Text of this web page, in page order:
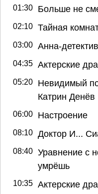
01:30 Больше не
02:10 Тайная
03:00 Анна-
04:35 Актерские
05:20
Невидимый
Катрин Денёв
06:00 Настроение
08:10 Доктор И...
08:40 Уравнение с
умрёшь
10:35 Актерские